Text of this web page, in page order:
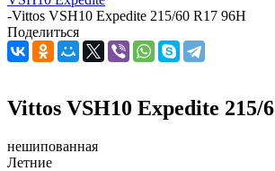
-Vittos VSH10 Expedite 215/60 R17 96H
Поделиться
Vittos VSH10 Expedite 215/
нешипованная
Летние